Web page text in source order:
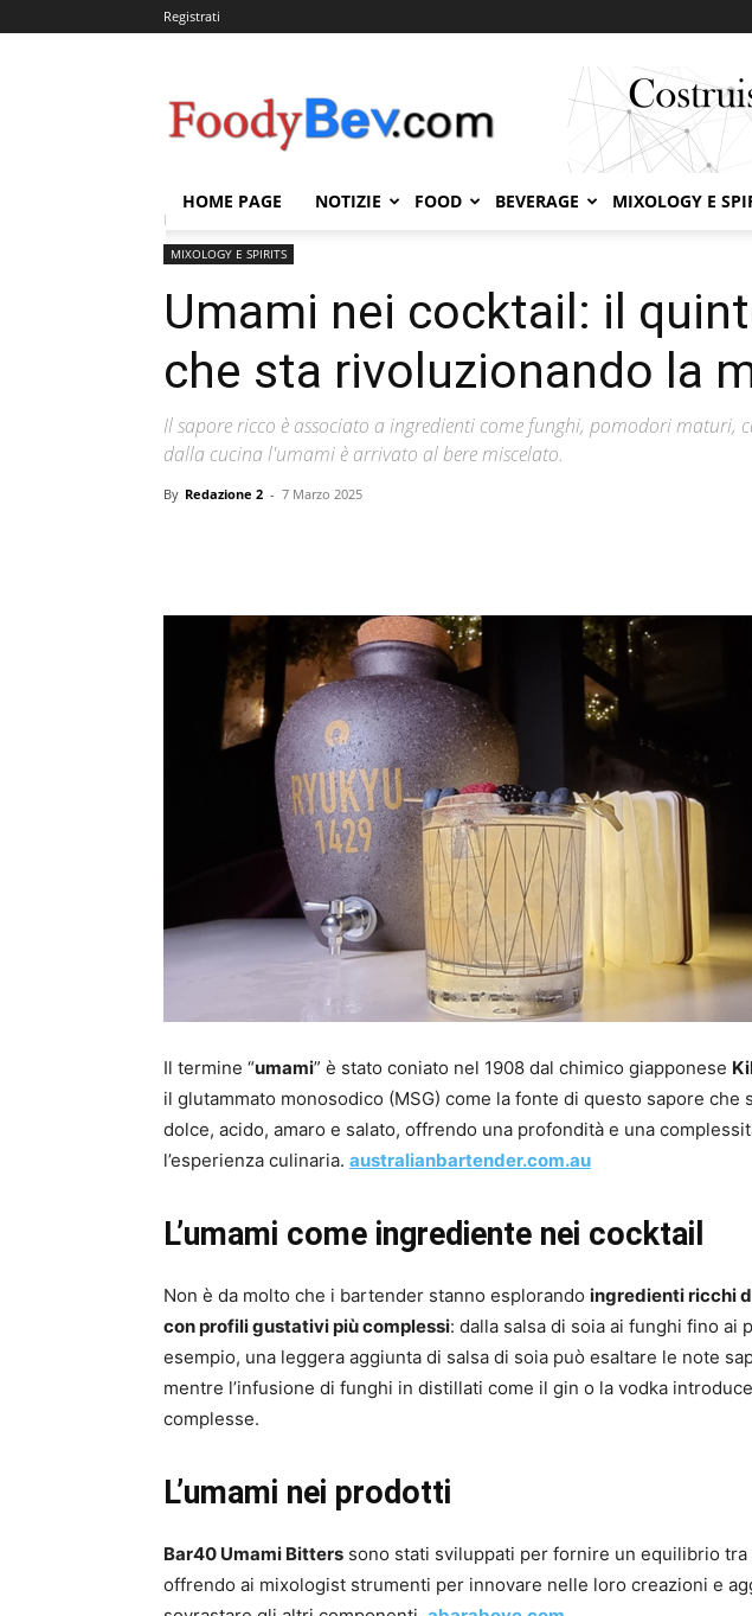
Registrati
HOME PAGE NOTIZIE FOOD BEVERAGE MIXOLOGY E
Home
MIXOLOGY E SPIRITS
Umami nei cocktail: il
che sta rivoluzionando la
Il sapore ricco è associato a ingredienti come funghi, pomodori maturi,
dalla cucina l'umami è arrivato al bere miscelato.
By Redazione 2 - 7 Marzo 2025
Il termine “umami” è stato coniato nel 1908 dal chimico giapponese
il glutammato monosodico (MSG) come la fonte di questo sapore che
dolce, acido, amaro e salato, offrendo una profondità e una
l’esperienza culinaria. australianbartender.com.au
L’umami come ingrediente nei cocktail
Non è da molto che i bartender stanno esplorando ingredienti ricchi
con profili gustativi più complessi: dalla salsa di soia ai funghi fino ai
esempio, una leggera aggiunta di salsa di soia può esaltare le note
mentre l’infusione di funghi in distillati come il gin o la vodka
complesse.
L’umami nei prodotti
Bar40 Umami Bitters sono stati sviluppati per fornire un equilibrio tra
offrendo ai mixologist strumenti per innovare nelle loro creazioni e